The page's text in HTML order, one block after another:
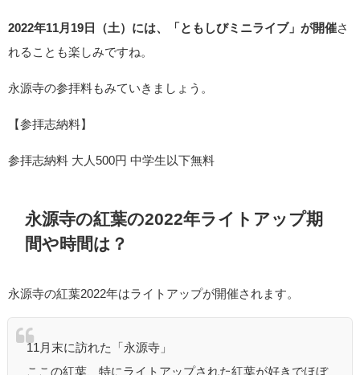
2022年11月19日（土）には、「ともしびミニライブ」が開催さ
れることも楽しみですね。
永源寺の参拝料もみていきましょう。
【参拝志納料】
参拝志納料 大人500円 中学生以下無料
永源寺の紅葉の2022年ライトアップ期
間や時間は？
永源寺の紅葉2022年はライトアップが開催されます。
11月末に訪れた「永源寺」
ここの紅葉、特にライトアップされた紅葉が好きでほぼ